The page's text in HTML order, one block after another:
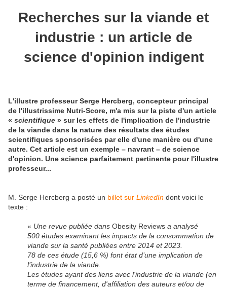
Recherches sur la viande et
industrie : un article de
science d'opinion indigent
L'illustre professeur Serge Hercberg, concepteur principal
de l'illustrissime Nutri-Score, m'a mis sur la piste d'un article
« scientifique » sur les effets de l'implication de l'industrie
de la viande dans la nature des résultats des études
scientifiques sponsorisées par elle d'une manière ou d'une
autre. Cet article est un exemple – navrant – de science
d'opinion. Une science parfaitement pertinente pour l'illustre
professeur...
M. Serge Hercberg a posté un billet sur LinkedIn dont voici le
texte :
« Une revue publiée dans Obesity Reviewsa analysé
500 études examinant les impacts de la consommation de
viande sur la santé publiées entre 2014 et 2023.
78 de ces étude (15,6 %) font état d’une implication de
l’industrie de la viande.
Les études ayant des liens avec l'industrie de la viande (en
terme de financement, d'affiliation des auteurs et/ou de